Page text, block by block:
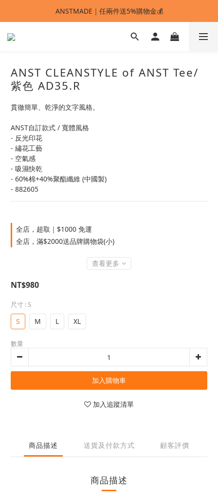
ANSTMADE｜任兩件送5%購物金💰
ANSTMADE｜任兩件送5%購物金💰
🚩 【SELECT服飾】1件95折、2件88折
ANSTMADE｜任兩件送5%購物金💰
ANST CLEANSTYLE of ANST Tee/
紫色 AD35.R
貫徹簡單、乾淨的文字風格。
ANST自訂款式 / 寬體風格
- 反光印花
- 繡花工藝
- 空氣感
- 吸濕快乾
- 60%棉+40%聚酯纖維 (中國製)
- 882605
全店，超取｜$1000 免運
全店，滿$2000送品牌購物袋(小)
查看更多
NT$980
尺寸 : S
S M L XL
數量
加入購物車
加入追蹤清單
商品描述 送貨及付款方式 顧客評價
商品描述